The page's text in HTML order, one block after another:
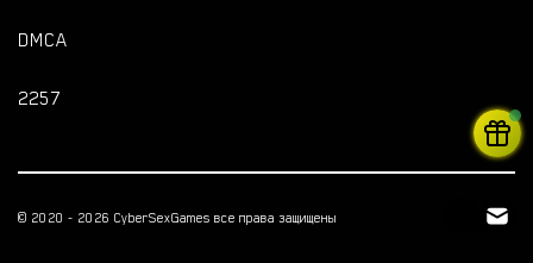
DMCA
2257
© 2020 - 2026 CyberSexGames все права защищены